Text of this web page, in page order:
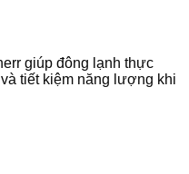
giúp đông lạnh thực
tiết kiệm năng lượng khi